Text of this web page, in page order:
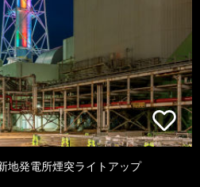
発電所煙突ライトアップ